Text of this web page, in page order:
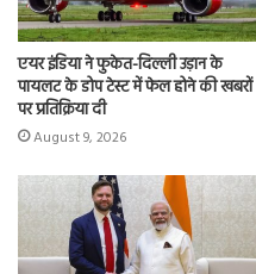
एयर इंडिया ने फुकेत-दिल्ली उड़ान के
पायलट के डोप टेस्ट में फेल होने की खबरों
पर प्रतिक्रिया दी
August 9, 2026